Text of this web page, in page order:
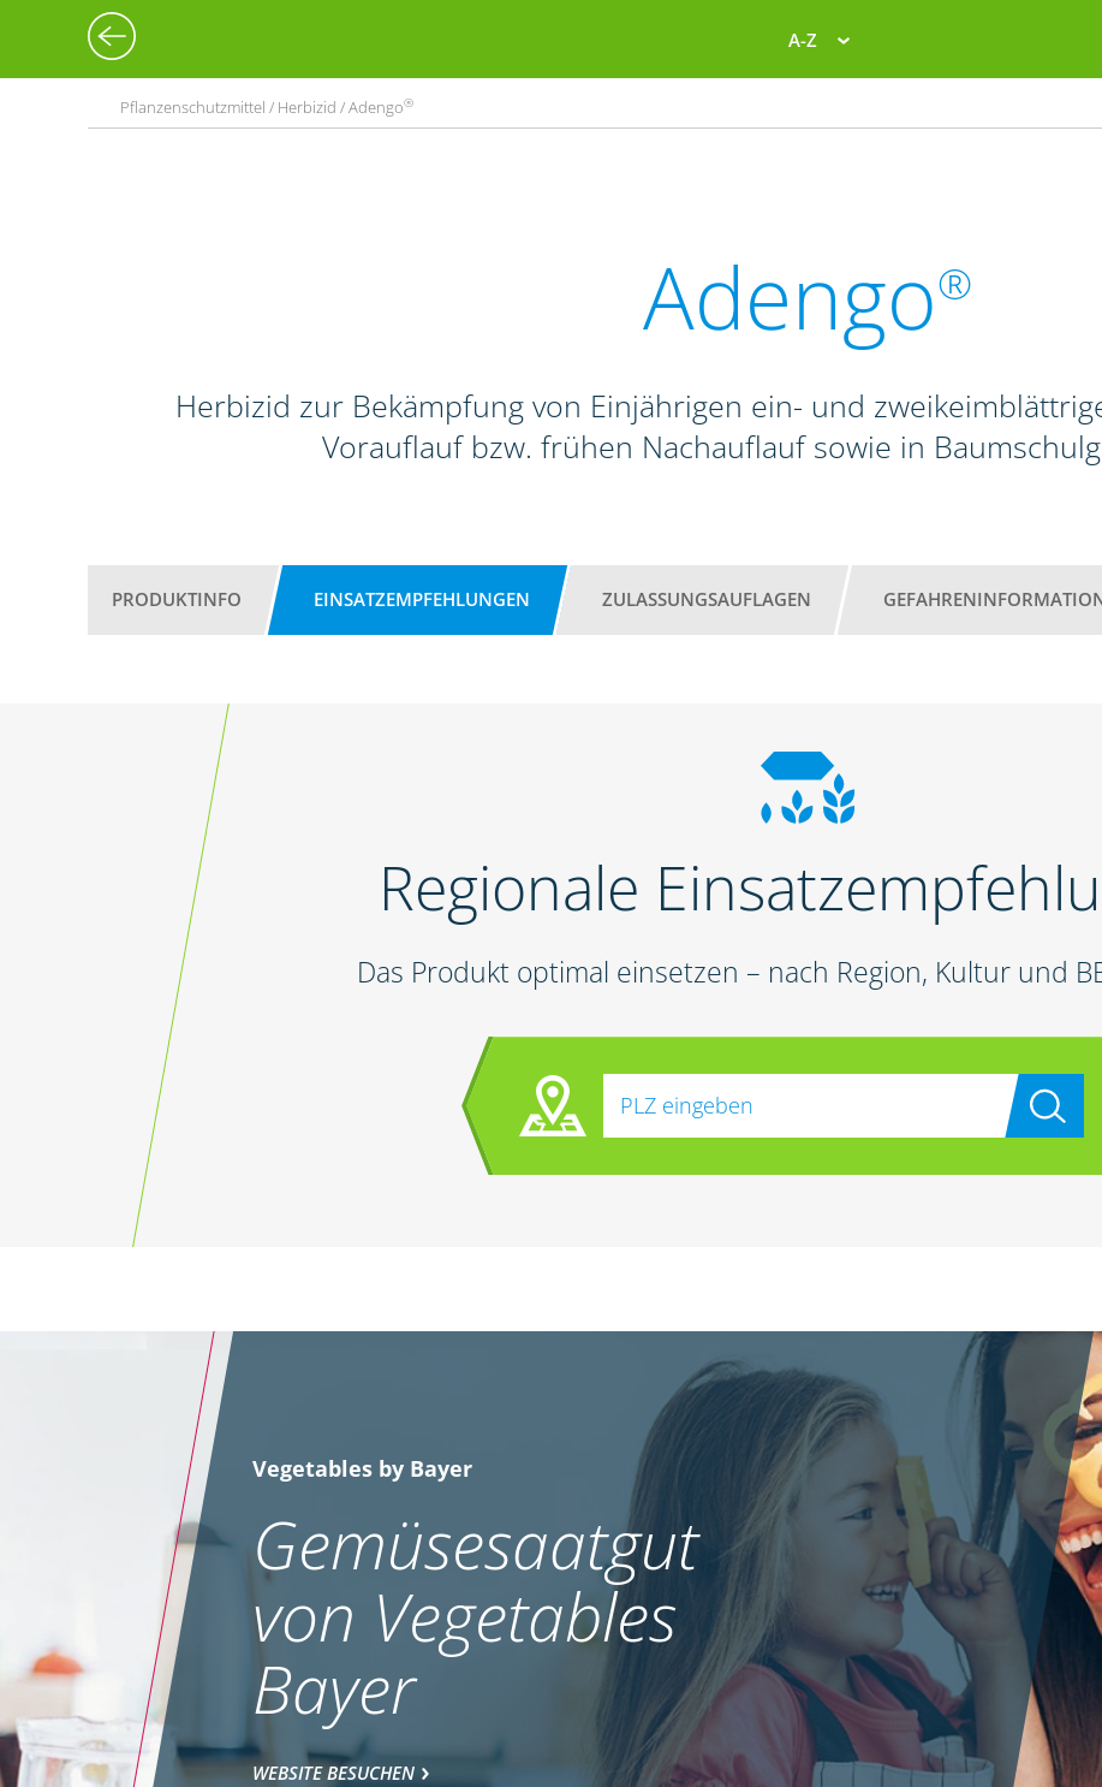
A-Z
Pflanzenschutzmittel / Herbizid / Adengo®
Adengo®
Herbizid zur Bekämpfung von Einjährigen ein- und
Vorauflauf bzw. frühen Nachauflauf sowie in
PRODUKTINFO EINSATZEMPFEHLUNGEN ZULASSUNGSAUFLAGEN
Regionale
Das Produkt optimal einsetzen – nach Region, Kultur und
Vegetables by Bayer
Gemüsesaatgut
von Vegetables
Bayer
WEBSITE BESUCHEN